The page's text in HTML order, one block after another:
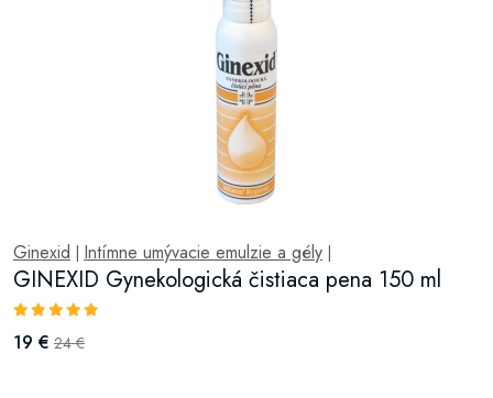
Ginexid Intímne umývacie emulzie a gély
GINEXID Gynekologická čistiaca pena 150 ml
19 € 24 €